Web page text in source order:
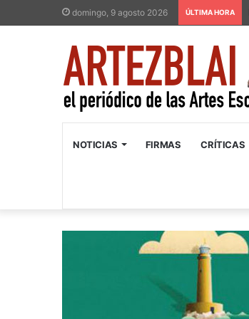
domingo, 9 agosto 2026 ÚLTIMA HORA
NOTICIAS FIRMAS CRÍTICAS